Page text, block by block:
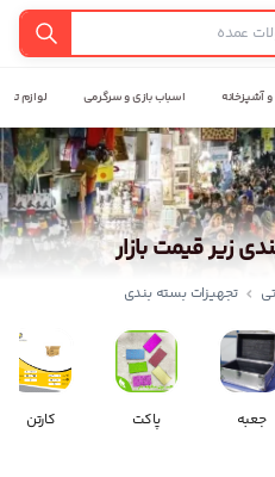
و آشپزخانه اسباب بازی و سرگرمی لوازم
زیر قیمت بازار
تجهیزات بسته بندی
جعبه پاکت کارتن